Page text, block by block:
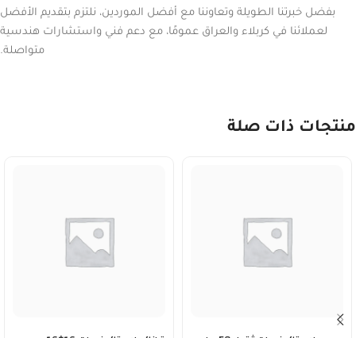
بفضل خبرتنا الطويلة وتعاوننا مع أفضل الموردين، نلتزم بتقديم الأفضل
لعملائنا في كربلاء والعراق عمومًا، مع دعم فني واستشارات هندسية
متواصلة.
منتجات ذات صلة